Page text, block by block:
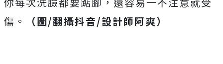
傷。
（圖/翻攝抖音/設計師阿爽）